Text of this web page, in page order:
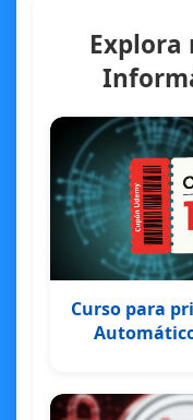
Explora
Curso para